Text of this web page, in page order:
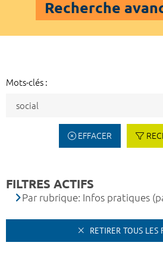
Recherche
Mots-clés :
EFFACER
FILTRES ACTIFS
Par rubrique: Infos pratiques
RETIRER TOUS LES